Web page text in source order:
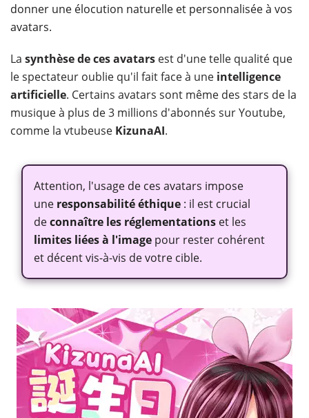
donner une élocution naturelle et personnalisée à vos
avatars.
La synthèse de ces avatars est d'une telle qualité que
le spectateur oublie qu'il fait face à une intelligence
artificielle. Certains avatars sont même des stars de la
musique à plus de 3 millions d'abonnés sur Youtube,
comme la vtubeuse KizunaAI.
Attention, l'usage de ces avatars impose
une responsabilité éthique : il est crucial
deconnaître les réglementations et les
limites liées à l'image pour rester cohérent
et décent vis-à-vis de votre cible.